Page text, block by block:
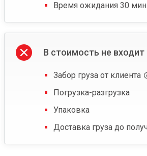
Время ожидания 30 мин.
В стоимость не входит
Забор груза от клиента
Погрузка-разгрузка
Упаковка
Доставка груза до